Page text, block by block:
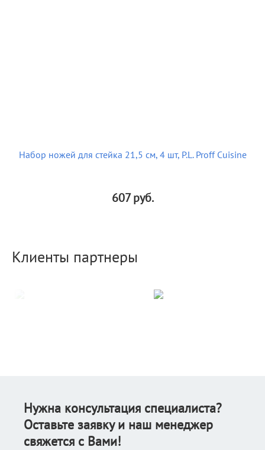
Набор ножей для стейка 21,5 см, 4 шт, P.L. Proff Cuisine
607руб.
Клиенты партнеры
Нужна консультация специалиста?
Оставьте заявку и наш менеджер
свяжется с Вами!